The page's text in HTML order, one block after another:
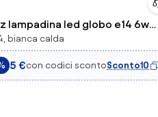
lampadina led globo e14 6w
3000k 160° 45x80mm 25000h ...
bianca calda
5 €con codici scontoSconto10